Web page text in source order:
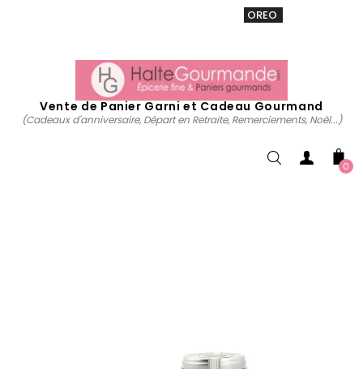
OREO
Vente de Panier Garni et Cadeau Gourmand
(Cadeaux d'anniversaire, Départ en Retraite, Remerciements, Noël...)
0